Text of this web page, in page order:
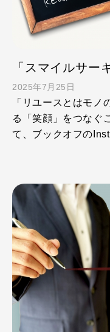
2025年7月25日
「リユースとはモノ
る「笑顔」をつなぐ
て、ブックオフの